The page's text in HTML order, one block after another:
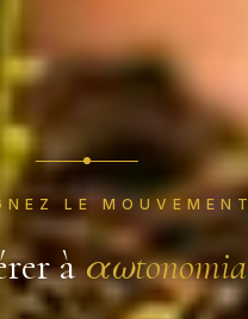
LE MOUVEMENT
àαωtonomia